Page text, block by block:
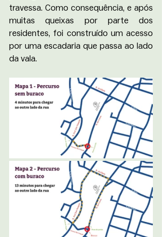
travessa. Como consequência, e após
muitas queixas por parte dos
residentes, foi construído um acesso
por uma escadaria que passa ao lado
da vala.